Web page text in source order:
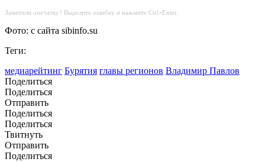
Заметили опечатку? Выделите ошибку и нажмите Ctrl+Enter.
Фото: с сайта sibinfo.su
Теги:
медиарейтинг Бурятия главы регионов Владимир Павлов
Поделиться
Поделиться
Отправить
Поделиться
Поделиться
Твитнуть
Отправить
Поделиться